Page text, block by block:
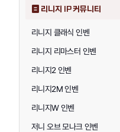
리니지 IP 커뮤니티
리니지 클래식 인벤
리니지 리마스터 인벤
리니지2 인벤
리니지2M 인벤
리니지W 인벤
저니 오브 모나크 인벤